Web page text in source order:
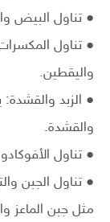
● تناول البيض
● تناول المكسرات
واليقطين.
● الزبد
والقشدة.
● تناول
● تناول الجبن
مثل جبن الماعز